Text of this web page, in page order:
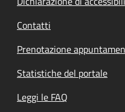
Contatti
Prenotazione
Statistiche del portale
Leggi le FAQ